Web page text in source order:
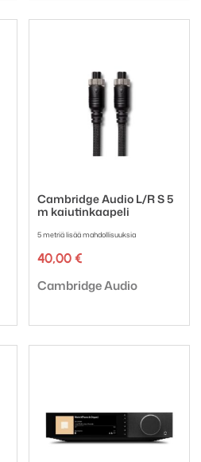
1399,00 €
Cambridge Audio L/R S 5
m kaiutinkaapeli
5 metriä lisää mahdollisuuksia
40,00 €
Tuotemerkki:
Cambridge Audio